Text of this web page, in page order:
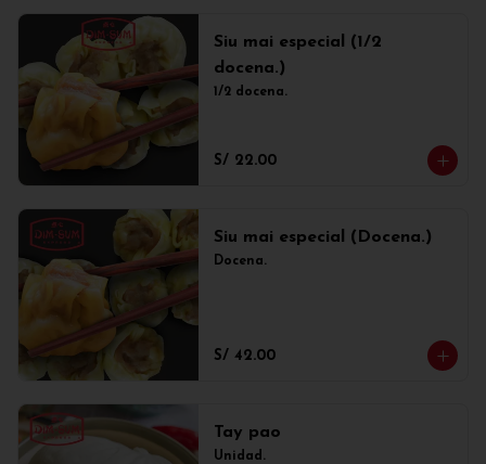
Siu mai especial (1/2
docena.)
1/2 docena.
S/ 22.00
Siu mai especial (Docena.)
Docena.
S/ 42.00
Tay pao
Unidad.